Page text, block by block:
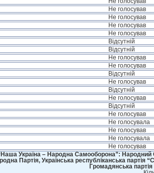
Не голосував
Не голосував
Не голосував
Не голосував
Відсутній
Відсутній
Не голосував
Не голосував
Відсутній
Не голосував
Відсутній
Не голосував
Відсутній
Не голосував
Не голосувала
Не голосував
Не голосувала
Не голосував
Україна – Народна Самооборона”: Народний
Партія, Українська республіканська
Громадянська